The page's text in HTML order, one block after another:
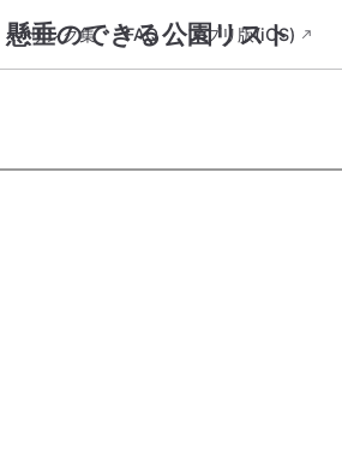
懸垂のできる公園リスト
リンク集 FAQ アプリ版(iOS)